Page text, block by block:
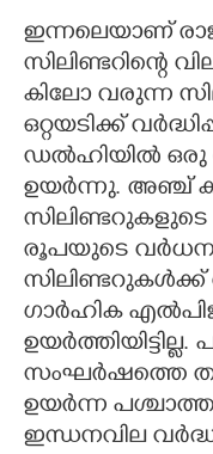
ഇന്നലെയാണ്
സിലിണ്ടറിന്റെ
കിലോ വരുന്ന
ഒറ്റയടിക്ക്
ഡൽഹിയിൽ ഒരു
ഉയർന്നു. അഞ്ച്
സിലിണ്ടറുകളുടെ
രൂപയുടെ
ഗാർഹിക
സംഘര്‍ഷത്തെ
ഉയര്‍ന്ന
ഇന്ധനവില